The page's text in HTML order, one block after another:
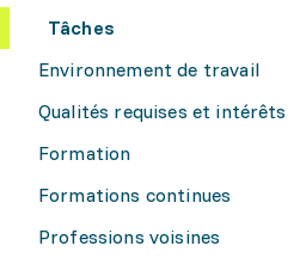
Tâches
Environnement de travail
Qualités requises et intérêts
Formation
Formations continues
Professions voisines